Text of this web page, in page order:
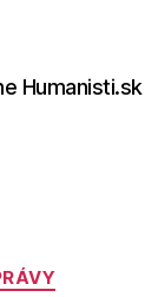
Humanisti.sk